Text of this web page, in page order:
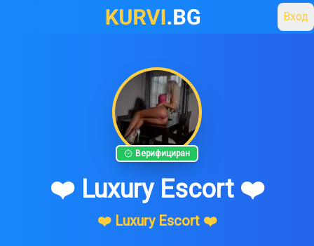
Вход
Верифициран
❤️ Luxury Escort ❤️
❤️ Luxury Escort ❤️